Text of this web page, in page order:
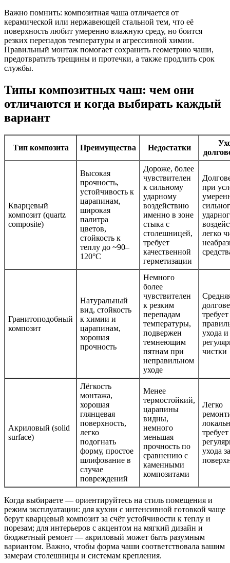
Важно помнить: композитная чаша отличается от
керамической или нержавеющей стальной тем, что её
поверхность любит умеренно влажную среду, но боится
резких перепадов температуры и агрессивной химии.
Правильный монтаж помогает сохранить геометрию чаши,
предотвратить трещины и протечки, а также продлить срок
службы.
Типы композитных чаш: чем они
отличаются и когда выбирать каждый
вариант
Тип композита Преимущества Недостатки
Кварцевый
композит (quartz
composite)
Высокая
прочность,
устойчивость к
царапинам,
широкая
палитра
цветов,
стойкость к
теплу до ~90–
120°C
Дороже, более
чувствителен
к сильному
ударному
воздействию
именно в зоне
стыка с
столешницей,
требует
качественной
герметизации
при
легко
Гранитоподобный
композит
Натуральный
вид, стойкость
к химии и
царапинам,
хорошая
прочность
Немного
более
чувствителен
к резким
перепадам
температуры,
подвержен
темнеющим
пятнам при
неправильном
уходе
требует
ухода и
чистки
Акриловый (solid
surface)
Лёгкость
монтажа,
хорошая
глянцевая
поверхность,
легко
подогнать
форму, простое
шлифование в
случае
повреждений
Менее
термостойкий,
царапины
видны,
немного
меньшая
прочность по
сравнению с
каменными
композитами
Легко
требует
ухода за
Когда выбираете — ориентируйтесь на стиль помещения и
режим эксплуатации: для кухни с интенсивной готовкой чаще
берут кварцевый композит за счёт устойчивости к теплу и
порезам; для интерьеров с акцентом на мягкий дизайн и
бюджетный ремонт — акриловый может быть разумным
вариантом. Важно, чтобы форма чаши соответствовала вашим
замерам столешницы и системам крепления.